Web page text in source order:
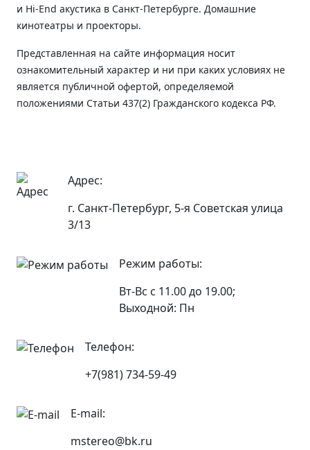
и Hi-End акустика в Санкт-Петербурге. Домашние
кинотеатры и проекторы.
Представленная на сайте информация носит
ознакомительный характер и ни при каких условиях не
является публичной офертой, определяемой
положениями Статьи 437(2) Гражданского кодекса РФ.
Адрес:
г. Санкт-Петербург, 5-я Советская улица
3/13
Режим работы:
Вт-Вс с 11.00 до 19.00;
Выходной: Пн
Телефон:
+7(981) 734-59-49
E-mail:
mstereo@bk.ru